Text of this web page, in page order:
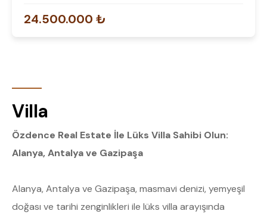
24.500.000 ₺
Villa
Özdence Real Estate İle Lüks Villa Sahibi Olun:
Alanya, Antalya ve Gazipaşa
Alanya, Antalya ve Gazipaşa, masmavi denizi, yemyeşil
doğası ve tarihi zenginlikleri ile lüks villa arayışında